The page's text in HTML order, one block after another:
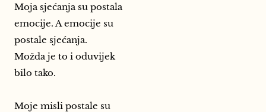
Moja sjećanja su postala
emocije. A emocije su
postale sjećanja.
Možda je to i oduvijek
bilo tako.
Moje misli postale su